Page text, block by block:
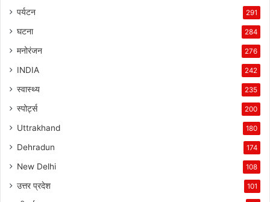
पर्यटन 291
घटना 284
मनोरंजन 276
INDIA 242
स्वास्थ्य 235
स्पोर्ट्स 200
Uttrakhand 180
Dehradun 174
New Delhi 108
उत्तर प्रदेश 101